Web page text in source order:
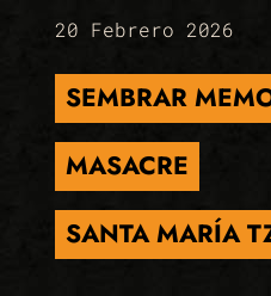
20 Febrero 2026
SEMBRAR
MASACRE
SANTA MARÍA